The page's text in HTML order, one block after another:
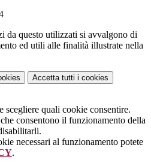
da questo utilizzati si avvalgono di
ed utili alle finalità illustrate nella
Accetta tutti i cookies
scegliere quali cookie consentire.
consentono il funzionamento della
necessari al funzionamento potete
.